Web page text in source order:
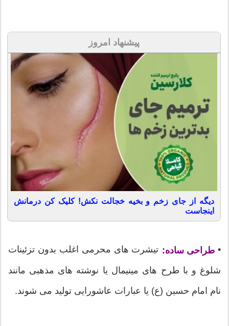
پیشنهاد امروز
دیگه از جای زخم و بخیه خجالت نکش! کلیک کن درمانش
اینجاست
• طراحی ساده: تیشرت های محرمی اغلب بدون تزئینات
شلوغ و با طرح های مینیمال یا نوشته های مذهبی مانند
نام امام حسین (ع) یا عبارات عاشورایی تولید می شوند.